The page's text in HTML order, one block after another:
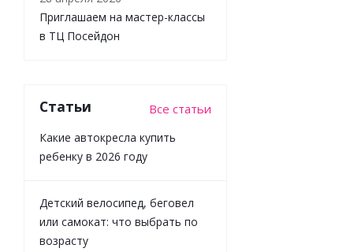
Приглашаем на мастер-классы
в ТЦ Посейдон
Статьи Все статьи
Какие автокресла купить
ребенку в 2026 году
Детский велосипед, беговел
или самокат: что выбрать по
возрасту